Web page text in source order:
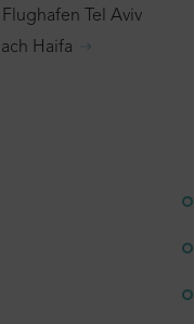
Flughafen Tel Aviv
Haifa